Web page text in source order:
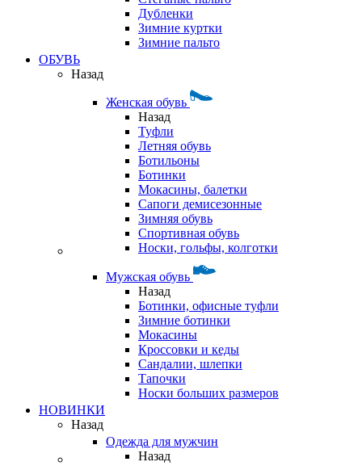
Дубленки
Зимние куртки
Зимние пальто
ОБУВЬ
Назад
Женская обувь
Назад
Туфли
Летняя обувь
Ботильоны
Ботинки
Мокасины, балетки
Сапоги демисезонные
Зимняя обувь
Спортивная обувь
Носки, гольфы, колготки
Мужская обувь
Назад
Ботинки, офисные туфли
Зимние ботинки
Мокасины
Кроссовки и кеды
Сандалии, шлепки
Тапочки
Носки больших размеров
НОВИНКИ
Назад
Одежда для мужчин
Назад